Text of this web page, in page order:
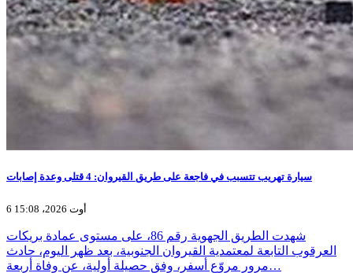
سيارة تهريب تتسبب في فاجعة على طريق القيروان: 4 قتلى وعدة إصابات
6 أوت 2026، 15:08
شهدت الطريق الجهوية رقم 86، على مستوى عمادة بريكات
العرقوب التابعة لمعتمدية القيروان الجنوبية، بعد ظهر اليوم، حادث
مرور مروّع أسفر، وفق حصيلة أولية، عن وفاة أربعة…